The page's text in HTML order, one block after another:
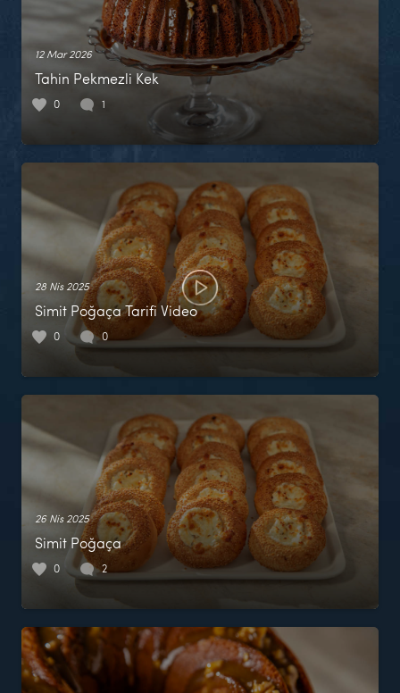
12 Mar 2026
Tahin Pekmezli Kek
0 1
28 Nis 2025
Simit Poğaça Tarifi Video
0 0
26 Nis 2025
Simit Poğaça
0 2